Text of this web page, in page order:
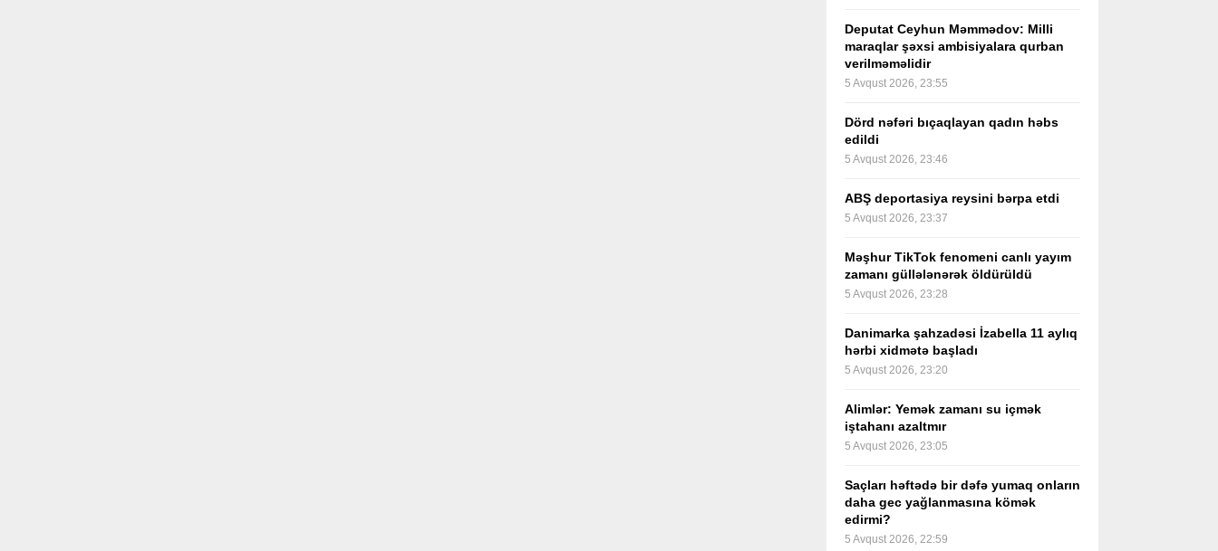
Deputat Ceyhun Məmmədov: Milli
maraqlar şəxsi ambisiyalara qurban
verilməməlidir
5 Avqust 2026, 23:55
Dörd nəfəri bıçaqlayan qadın həbs
edildi
5 Avqust 2026, 23:46
ABŞ deportasiya reysini bərpa etdi
5 Avqust 2026, 23:37
Məşhur TikTok fenomeni canlı yayım
zamanı güllələnərək öldürüldü
5 Avqust 2026, 23:28
Danimarka şahzadəsi İzabella 11 aylıq
hərbi xidmətə başladı
5 Avqust 2026, 23:20
Alimlər: Yemək zamanı su içmək
iştahanı azaltmır
5 Avqust 2026, 23:05
Saçları həftədə bir dəfə yumaq onların
daha gec yağlanmasına kömək
edirmi?
5 Avqust 2026, 22:59